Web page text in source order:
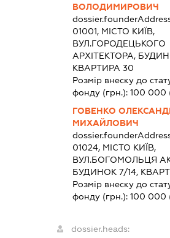
ВОЛОДИМИРОВИЧ
01001, МІСТО КИЇВ,
ВУЛ.ГОРОДЕЦЬКОГО
АРХІТЕКТОРА,
КВАРТИРА 30
Розмір внеску до
фонду (грн.): 100 000
ГОВЕНКО
МИХАЙЛОВИЧ
01024, МІСТО КИЇВ,
ВУЛ.БОГОМОЛЬЦЯ
БУДИНОК 7/14,
Розмір внеску до
фонду (грн.): 100 000
dossier.heads: